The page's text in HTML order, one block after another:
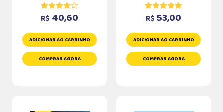
R$ 40,60
ADICIONAR AO CARRINHO
COMPRAR AGORA
R$ 53,00
ADICIONAR AO CARRINHO
COMPRAR AGORA